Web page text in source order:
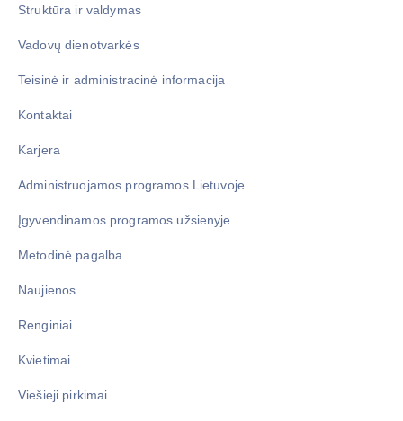
Struktūra ir valdymas
Vadovų dienotvarkės
Teisinė ir administracinė informacija
Kontaktai
Karjera
Administruojamos programos Lietuvoje
Įgyvendinamos programos užsienyje
Metodinė pagalba
Naujienos
Renginiai
Kvietimai
Viešieji pirkimai